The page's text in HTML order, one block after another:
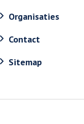
Organisaties
Contact
Sitemap